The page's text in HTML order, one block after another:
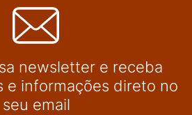
newsletter e receba
e informações direto no
seu email